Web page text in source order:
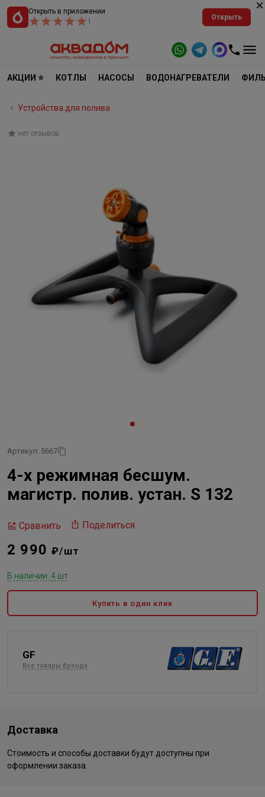
Открыть в приложении
1
Открыть
АКЦИИ ⭐ КОТЛЫ НАСОСЫ ВОДОНАГРЕВАТЕЛИ
Устройства для полива
нет отзывов
Артикул: 5667
4-х режимная бесшум.
магистр. полив. устан. S 132
Сравнить Поделиться
2 990₽/шт
В наличии: 4 шт
Купить в один клик
GF
Все товары бренда
Доставка
Стоимость и способы доставки будут доступны при
оформлении заказа.